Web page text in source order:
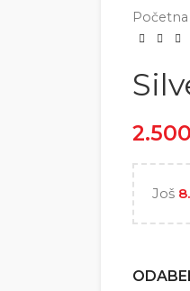
Početna
2.500
Još